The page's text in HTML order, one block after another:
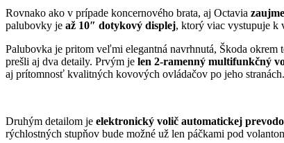
Rovnako ako v prípade koncernového brata, aj Octavia
palubovky je až 10″ dotykový displej, ktorý viac vystupuje k
Palubovka je pritom veľmi elegantná navrhnutá, Škoda okrem
prešli aj dva detaily. Prvým je len 2-ramenný multifunkčný
aj prítomnosť kvalitných kovových ovládačov po jeho stranách.
Druhým detailom je elektronický volič automatickej
rýchlostných stupňov bude možné už len páčkami pod